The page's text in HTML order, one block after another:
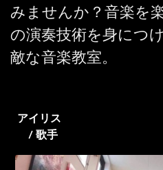
みませんか？音楽を
の演奏技術を身につ
敵な音楽教室。
アイリス
/ 歌手